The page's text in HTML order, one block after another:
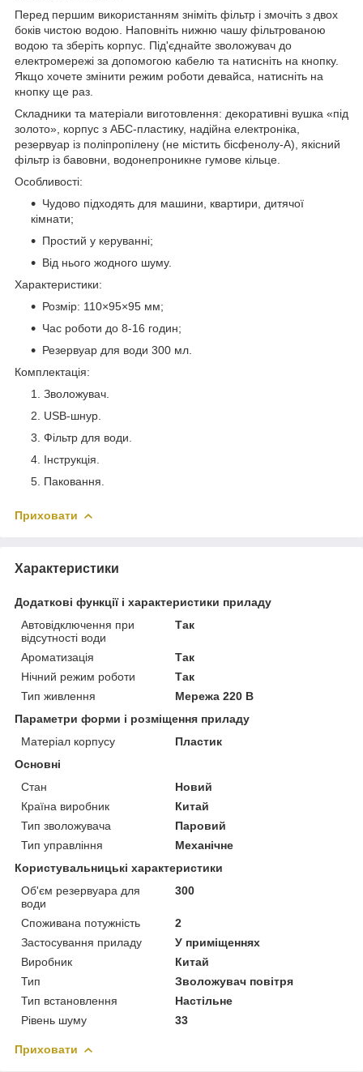
Перед першим використанням зніміть фільтр і змочіть з двох
боків чистою водою. Наповніть нижню чашу фільтрованою
водою та зберіть корпус. Під'єднайте зволожувач до
електромережі за допомогою кабелю та натисніть на кнопку.
Якщо хочете змінити режим роботи девайса, натисніть на
кнопку ще раз.
Складники та матеріали виготовлення: декоративні вушка «під
золото», корпус з АБС-пластику, надійна електроніка,
резервуар із поліпропілену (не містить бісфенолу-А), якісний
фільтр із бавовни, водонепроникне гумове кільце.
Особливості:
Чудово підходять для машини, квартири, дитячої
кімнати;
Простий у керуванні;
Від нього жодного шуму.
Характеристики:
Розмір: 110×95×95 мм;
Час роботи до 8-16 годин;
Резервуар для води 300 мл.
Комплектація:
Зволожувач.
USB-шнур.
Фільтр для води.
Інструкція.
Паковання.
Приховати
Характеристики
Додаткові функції і характеристики приладу
Автовідключення при
відсутності води
Так
Ароматизація
Так
Нічний режим роботи
Так
Тип живлення
Мережа 220 В
Параметри форми і розміщення приладу
Матеріал корпусу
Пластик
Основні
Стан
Новий
Країна виробник
Китай
Тип зволожувача
Паровий
Тип управління
Механічне
Користувальницькі характеристики
Об'єм резервуара для
води
300
Споживана потужність
2
Застосування приладу
У приміщеннях
Виробник
Китай
Тип
Зволожувач повітря
Тип встановлення
Настільне
Рівень шуму
33
Приховати